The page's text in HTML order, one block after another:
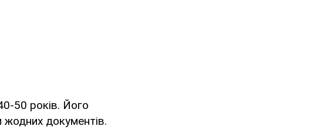
50 років. Його
жодних документів.